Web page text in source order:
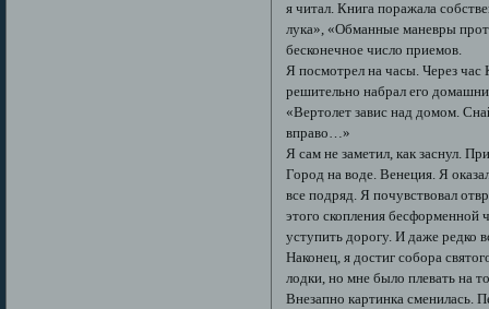
я читал. Книга поражала
лука», «Обманные маневры
бесконечное число приемов.
Я посмотрел на часы. Через
решительно набрал его
«Вертолет завис над домом.
вправо…»
Я сам не заметил, как заснул.
Город на воде. Венеция. Я
все подряд. Я почувствовал
этого скопления бесформенной
уступить дорогу. И даже редко
Наконец, я достиг собора
лодки, но мне было плевать на
Внезапно картинка сменилась.